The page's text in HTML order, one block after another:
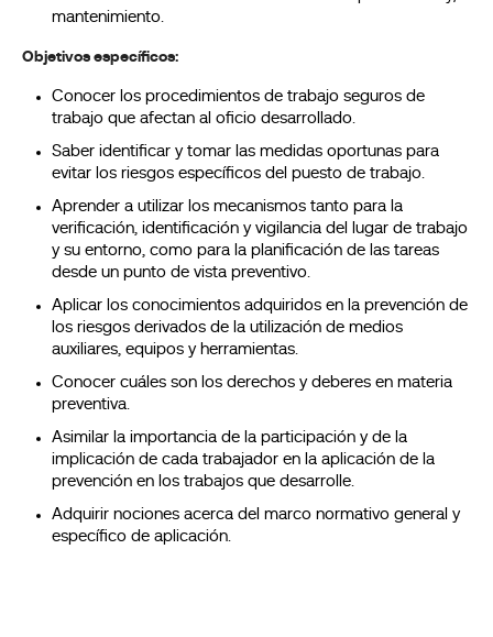
mantenimiento.
Objetivos específicos:
Conocer los procedimientos de trabajo seguros de
trabajo que afectan al oficio desarrollado.
Saber identificar y tomar las medidas oportunas para
evitar los riesgos específicos del puesto de trabajo.
Aprender a utilizar los mecanismos tanto para la
verificación, identificación y vigilancia del lugar de trabajo
y su entorno, como para la planificación de las tareas
desde un punto de vista preventivo.
Aplicar los conocimientos adquiridos en la prevención de
los riesgos derivados de la utilización de medios
auxiliares, equipos y herramientas.
Conocer cuáles son los derechos y deberes en materia
preventiva.
Asimilar la importancia de la participación y de la
implicación de cada trabajador en la aplicación de la
prevención en los trabajos que desarrolle.
Adquirir nociones acerca del marco normativo general y
específico de aplicación.